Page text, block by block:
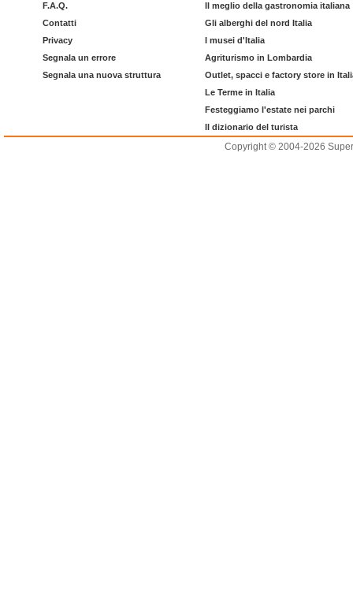
F.A.Q.
Contatti
Privacy
Segnala un errore
Segnala una nuova struttura
Il meglio della gastronomia italiana
Gli alberghi del nord Italia
I musei d'Italia
Agriturismo in Lombardia
Outlet, spacci e factory store in
Le Terme in Italia
Festeggiamo l'estate nei parchi
Il dizionario del turista
Copyright © 2004-2026